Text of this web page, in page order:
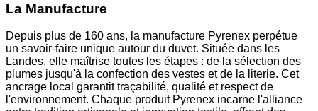
La Manufacture
Depuis plus de 160 ans, la manufacture Pyrenex perpétue
un savoir-faire unique autour du duvet. Située dans les
Landes, elle maîtrise toutes les étapes : de la sélection des
plumes jusqu'à la confection des vestes et de la literie. Cet
ancrage local garantit traçabilité, qualité et respect de
l'environnement. Chaque produit Pyrenex incarne l'alliance